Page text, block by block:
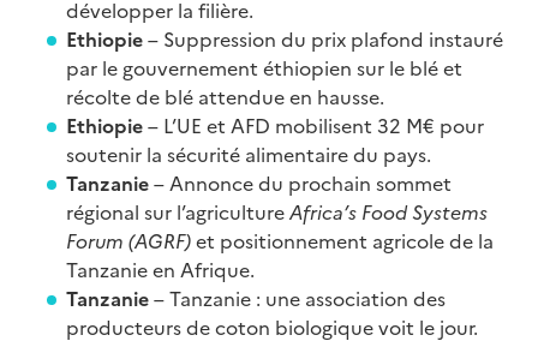
développer la filière.
Ethiopie– Suppression du prix plafond instauré
par le gouvernement éthiopien sur le blé et
récolte de blé attendue en hausse.
Ethiopie– L’UE et AFD mobilisent 32 M€ pour
soutenir la sécurité alimentaire du pays.
Tanzanie– Annonce du prochain sommet
régional sur l’agricultureAfrica’s Food Systems
Forum (AGRF)et positionnement agricole de la
Tanzanie en Afrique.
Tanzanie– Tanzanie : une association des
producteurs de coton biologique voit le jour.